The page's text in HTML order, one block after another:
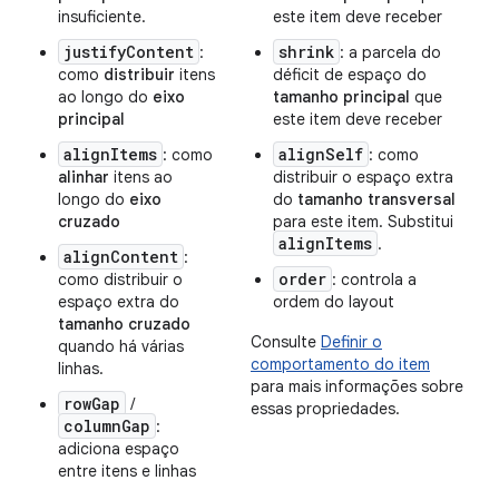
insuficiente.
justifyContent :
como distribuir itens
ao longo do eixo
principal
alignItems : como
alinhar itens ao
longo do eixo
cruzado
alignContent :
como distribuir o
espaço extra do
tamanho cruzado
quando há várias
linhas.
rowGap /
columnGap :
adiciona espaço
entre itens e linhas
este item deve receber
shrink : a parcela do
déficit de espaço do
tamanho principal que
este item deve receber
alignSelf : como
distribuir o espaço extra
do tamanho transversal
para este item. Substitui
alignItems .
order : controla a
ordem do layout
Consulte Definir o
comportamento do item
para mais informações sobre
essas propriedades.